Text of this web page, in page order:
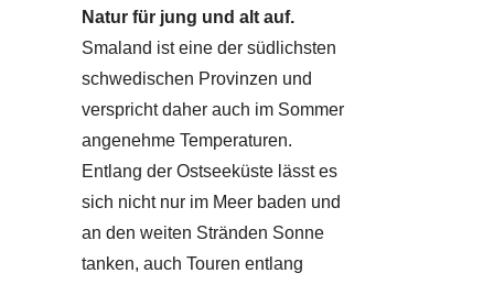
Natur für jung und alt auf.
Smaland ist eine der südlichsten
schwedischen Provinzen und
verspricht daher auch im Sommer
angenehme Temperaturen.
Entlang der Ostseeküste lässt es
sich nicht nur im Meer baden und
an den weiten Stränden Sonne
tanken, auch Touren entlang